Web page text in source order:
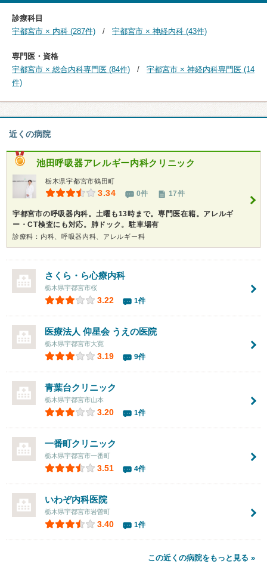
診療科目
宇都宮市 × 内科 (287件)
宇都宮市 × 神経内科 (43件)
専門医・資格
宇都宮市 × 総合内科専門医 (84件)
宇都宮市 × 神経内科専門医 (14
件)
近くの病院
池田呼吸器アレルギー内科クリニック
栃木県宇都宮市鶴田町
3.34 0件 17件
宇都宮市の呼吸器内科。土曜も13時まで。専門医在籍。アレルギ
ー・CT検査にも対応。肺ドック。駐車場有
診療科：内科、呼吸器内科、アレルギー科
さくら・ら心療内科
栃木県宇都宮市桜
3.22 1件
医療法人 仰星会 うえの医院
栃木県宇都宮市大寛
3.19 9件
青葉台クリニック
栃木県宇都宮市山本
3.20 1件
一番町クリニック
栃木県宇都宮市一番町
3.51 4件
いわぞ内科医院
栃木県宇都宮市岩曽町
3.40 1件
この近くの病院をもっと見る »